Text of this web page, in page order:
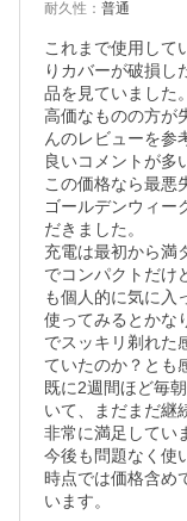
耐久性 ： 普通
これまで使用して
りカバーが破損し
品を見ていました。
高価なものの方が
んのレビューを参
良いコメントが多
この価格なら最悪
ゴールデンウィー
だきました。
充電は最初から満
でコンパクトだけ
も個人的に気に入
使ってみるとかな
でスッキリ剃れた
ていたのか？とも
既に2週間ほど毎
いて、まだまだ継
非常に満足してい
今後も問題なく使
時点では価格含め
います。